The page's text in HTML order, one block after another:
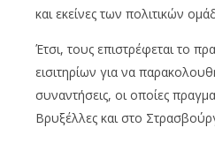
και εκείνες των πολιτικών
Έτσι, τους επιστρέφεται το
εισιτηρίων για να
συναντήσεις, οι οποίες
Βρυξέλλες και στο